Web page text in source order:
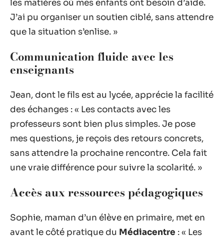
les matières où mes enfants ont besoin d’aide.
J’ai pu organiser un soutien ciblé, sans attendre
que la situation s’enlise. »
Communication fluide avec les
enseignants
Jean, dont le fils est au lycée, apprécie la facilité
des échanges : « Les contacts avec les
professeurs sont bien plus simples. Je pose
mes questions, je reçois des retours concrets,
sans attendre la prochaine rencontre. Cela fait
une vraie différence pour suivre la scolarité. »
Accès aux ressources pédagogiques
Sophie, maman d’un élève en primaire, met en
avant le côté pratique du Médiacentre : « Les